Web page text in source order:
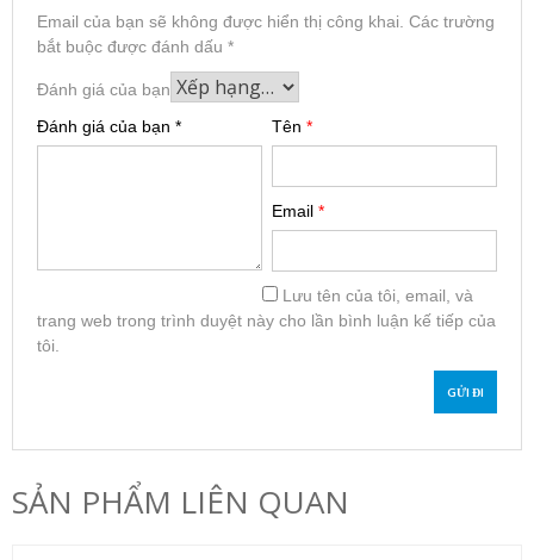
Email của bạn sẽ không được hiển thị công khai. Các trường
bắt buộc được đánh dấu *
Đánh giá của bạn
Đánh giá của bạn * Tên *
Email *
Lưu tên của tôi, email, và
trang web trong trình duyệt này cho lần bình luận kế tiếp của
tôi.
SẢN PHẨM LIÊN QUAN